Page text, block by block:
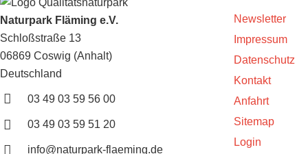
Naturpark Fläming e.V.
Schloßstraße 13
06869 Coswig (Anhalt)
Deutschland
03 49 03 59 56 00
03 49 03 59 51 20
info@naturpark-flaeming.de
Newsletter
Impressum
Datenschutz
Kontakt
Anfahrt
Sitemap
Login